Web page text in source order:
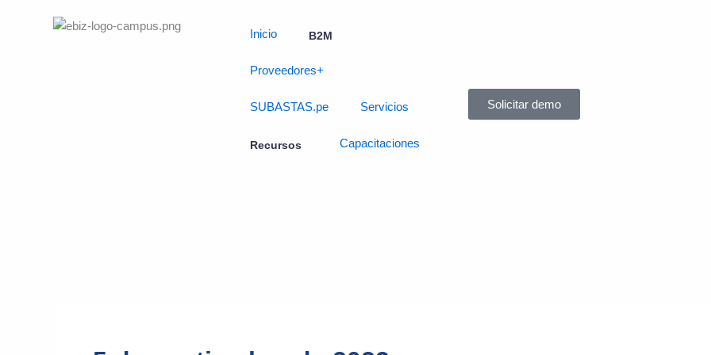
Inicio B2M
Proveedores+
SUBASTAS.pe Servicios
Recursos Capacitaciones
Solicitar demo